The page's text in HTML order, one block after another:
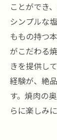
ことができ
シンプルな
ももの持つ
がこだわる
きを提供し
経験が、絶
す。焼肉の
らに楽しみ